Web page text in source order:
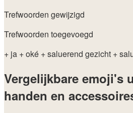
Trefwoorden gewijzigd
Trefwoorden toegevoegd
+ ja + oké + saluerend gezicht +
Vergelijkbare emoji's
handen en